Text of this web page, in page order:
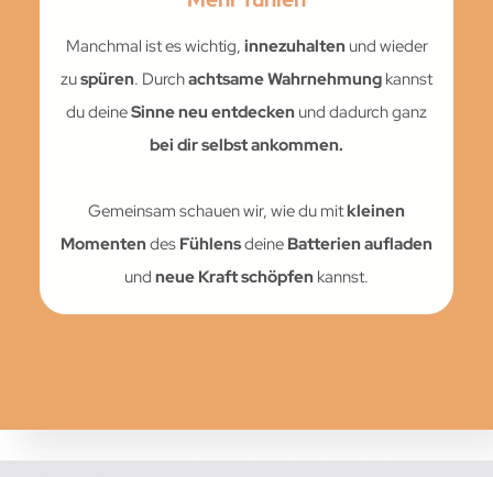
Manchmal ist es wichtig, innezuhalten und wieder
zuspüren. Durchachtsame Wahrnehmung kannst
du deineSinne neu entdecken und dadurch ganz
bei dir selbst ankommen.
Gemeinsam schauen wir, wie du mitkleinen
Momentendes Fühlensdeine Batterien aufladen
und neue Kraft schöpfen kannst.